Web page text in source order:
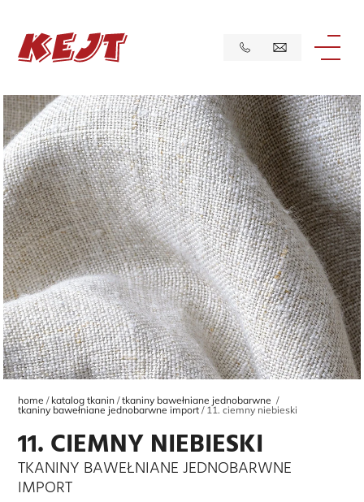
home katalog tkanin
tkaniny bawełniane jednobarwne
tkaniny bawełniane jednobarwne import
11. ciemny niebieski
11. CIEMNY NIEBIESKI
TKANINY BAWEŁNIANE JEDNOBARWNE
IMPORT